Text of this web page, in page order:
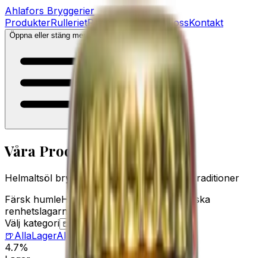
Ahlafors Bryggerier
ProdukterRullerietRecept Om ossKontakt
Öppna eller stäng menyn
Våra Produkter
Helmaltsöl bryggt med kärlek efter gamla traditioner
Färsk humleHantverksmässiga metoder
Tyska
renhetslagarna
Välj kategori
🍺AllaLagerAle Ipa
Porter
4.7%